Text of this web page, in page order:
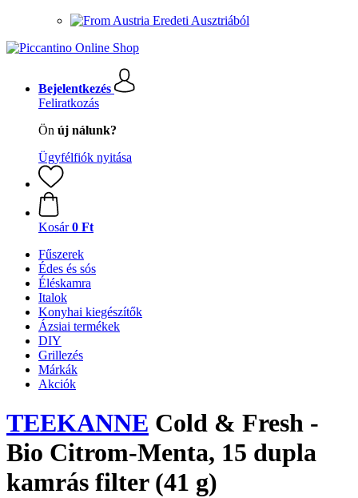
Eredeti Ausztriából
Bejelentkezés
Feliratkozás
Ön új nálunk?
Ügyfélfiók nyitása
Kosár 0 Ft
Fűszerek
Édes és sós
Éléskamra
Italok
Konyhai kiegészítők
Ázsiai termékek
DIY
Grillezés
Márkák
Akciók
TEEKANNE Cold & Fresh -
Bio Citrom-Menta, 15 dupla
kamrás filter (41 g)